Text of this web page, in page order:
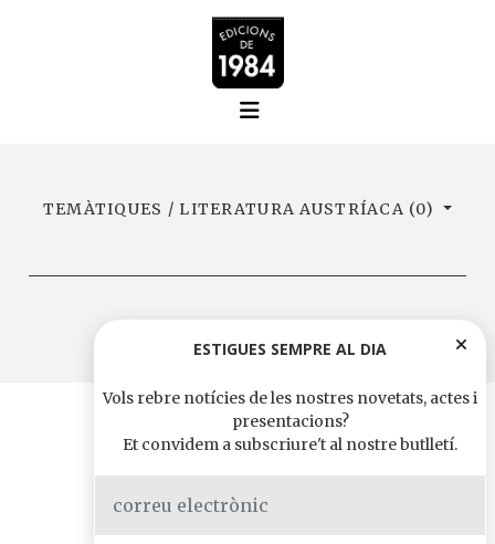
TEMÀTIQUES / LITERATURA AUSTRÍACA (0)
ESTIGUES SEMPRE AL DIA
Vols rebre notícies de les nostres novetats, actes i
presentacions?
Et convidem a subscriure't al nostre butlletí.